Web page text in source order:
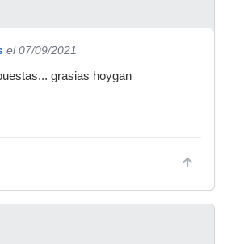
el 07/09/2021
grasias hoygan